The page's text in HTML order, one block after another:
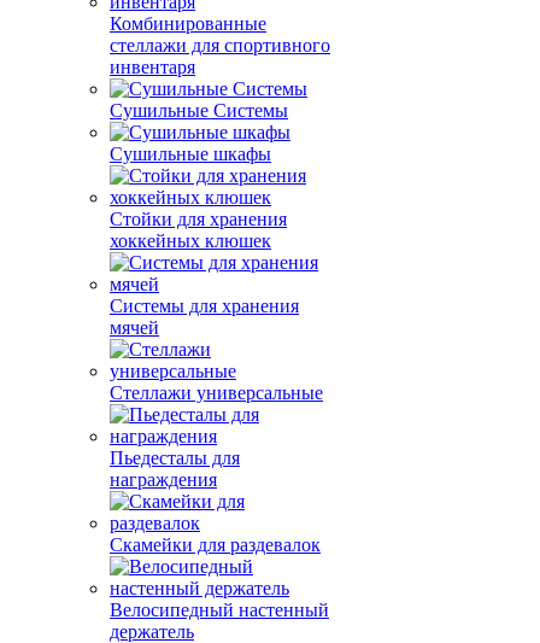
Комбинированные
стеллажи для спортивного
инвентаря
Сушильные Системы
Сушильные шкафы
Стойки для хранения
хоккейных клюшек
Системы для хранения
мячей
Стеллажи универсальные
Пьедесталы для
награждения
Скамейки для раздевалок
Велосипедный настенный
держатель